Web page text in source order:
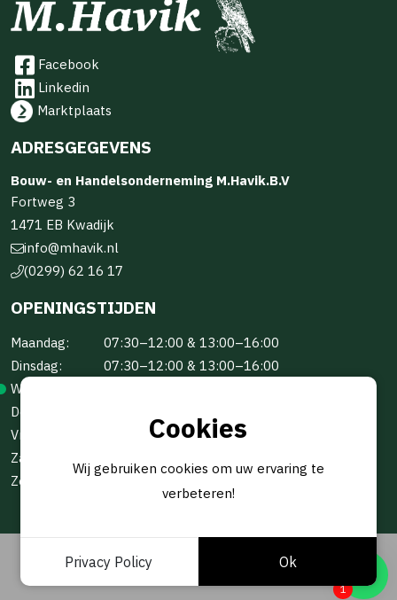
Facebook
Linkedin
Marktplaats
ADRESGEGEVENS
Bouw- en Handelsonderneming M.Havik.B.V
Fortweg 3
1471 EB Kwadijk
info@mhavik.nl
(0299) 62 16 17
OPENINGSTIJDEN
Maandag:
07:30–12:00 & 13:00–16:00
Dinsdag:
07:30–12:00 & 13:00–16:00
Woensdag:
Donderdag:
Vrijdag:
07:30–12:00 & 13:00–16:00
Zaterdag:
Zondag:
© 2026 -BOUW- EN HANDELSONDERNEMING M.HAVIK B.V
1
Cookies
Wij gebruiken cookies om uw ervaring te
verbeteren!
Privacy Policy Ok